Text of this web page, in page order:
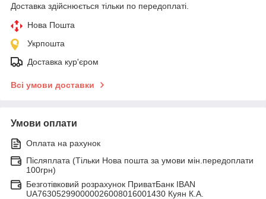
Доставка здійснюється тільки по передоплаті.
Нова Пошта
Укрпошта
Доставка кур'єром
Всі умови доставки
Умови оплати
Оплата на рахунок
Післяплата (Тільки Нова пошта за умови мін.передоплати
100грн)
Безготівковий розрахунок ПриватБанк IBAN
UA763052990000026008016001430 Куян К.А.